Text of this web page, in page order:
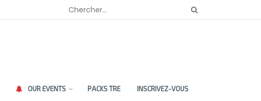
OUR EVENTS PACKS TRE INSCRIVEZ-VOUS